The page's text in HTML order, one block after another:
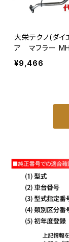
大栄テクノ(ダイ
ア マフラー
US ゼスト JE1
¥9,466